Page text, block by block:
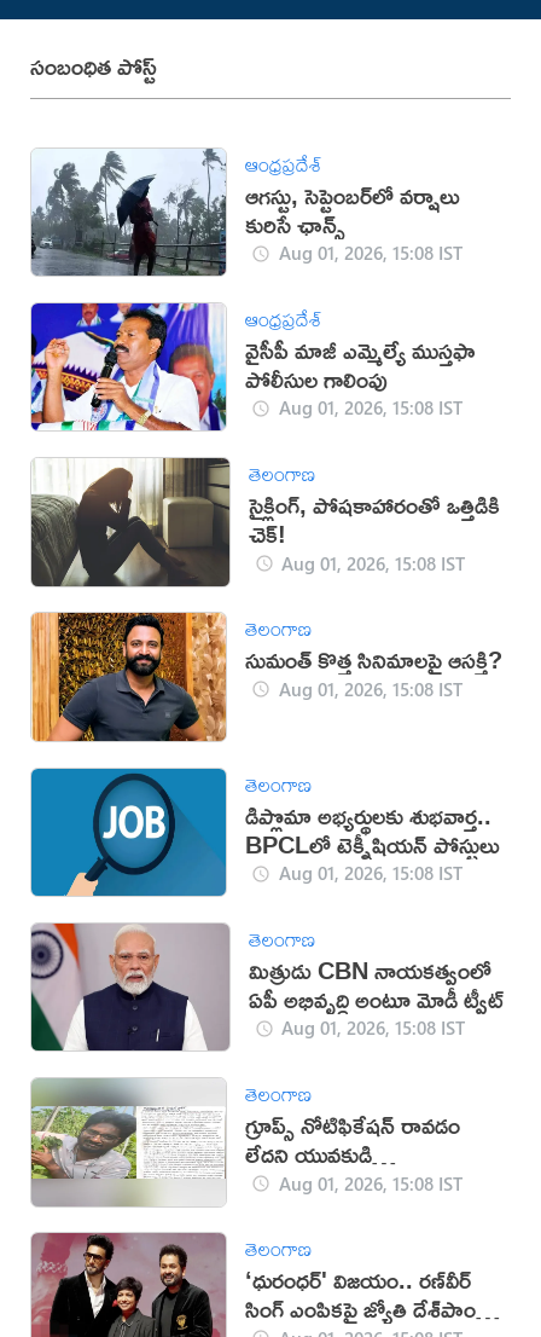
సంబంధిత పోస్ట్
ఆంధ్రప్రదేశ్
ఆగస్టు, సెప్టెంబర్‌లో వర్షాలు
కురిసే ఛాన్స్
Aug 01, 2026, 15:08 IST
ఆంధ్రప్రదేశ్
వైసీపీ మాజీ ఎమ్మెల్యే ముస్తఫా
పోలీసుల గాలింపు
Aug 01, 2026, 15:08 IST
తెలంగాణ
సైక్లింగ్, పోషకాహారంతో ఒత్తిడికి
చెక్!
Aug 01, 2026, 15:08 IST
తెలంగాణ
సుమంత్ కొత్త సినిమాలపై ఆసక్తి?
Aug 01, 2026, 15:08 IST
తెలంగాణ
డిప్లొమా అభ్యర్థులకు శుభవార్త..
BPCLలో టెక్నీషియన్ పోస్టులు
Aug 01, 2026, 15:08 IST
తెలంగాణ
మిత్రుడు CBN నాయకత్వంలో
ఏపీ అభివృద్ధి అంటూ మోడీ ట్వీట్‌
Aug 01, 2026, 15:08 IST
తెలంగాణ
గ్రూప్స్ నోటిఫికేషన్ రావడం
లేదని యువకుడి
ఆత్మహత్యాయత్నం
Aug 01, 2026, 15:08 IST
తెలంగాణ
‘ధురంధర్' విజయం.. రణ్‌వీర్
సింగ్ ఎంపికపై జ్యోతి దేశ్‌పాండే